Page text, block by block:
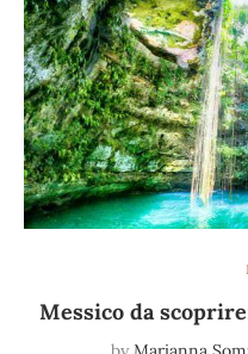
Messico da